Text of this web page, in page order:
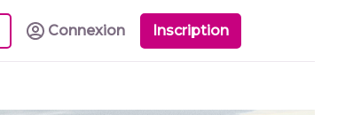
Connexion Inscription